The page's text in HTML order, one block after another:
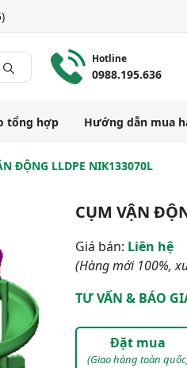
Hotline
0988.195.636
tổng hợp Hướng dẫn mua
ĐỘNG LLDPE NIK133070L
CỤM VẬN
Giá bán: Liên hệ
(Hàng mới 100%,
TƯ VẤN & BÁO
Đặt mua
(Giao hàng toàn